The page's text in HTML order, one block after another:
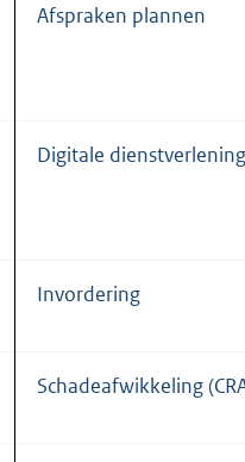
Afspraken plannen
Digitale dienstverlening
Invordering
Schadeafwikkeling